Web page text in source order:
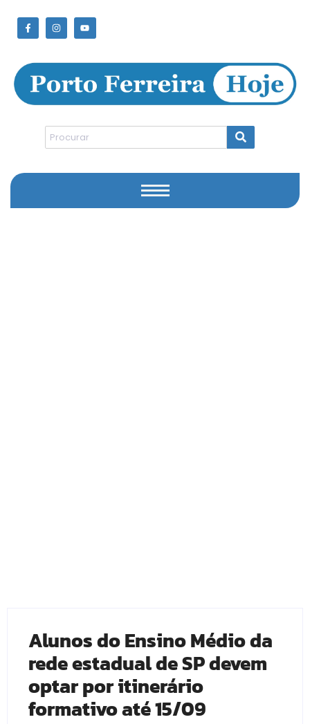
Alunos do Ensino Médio da
rede estadual de SP devem
optar por itinerário
formativo até 15/09